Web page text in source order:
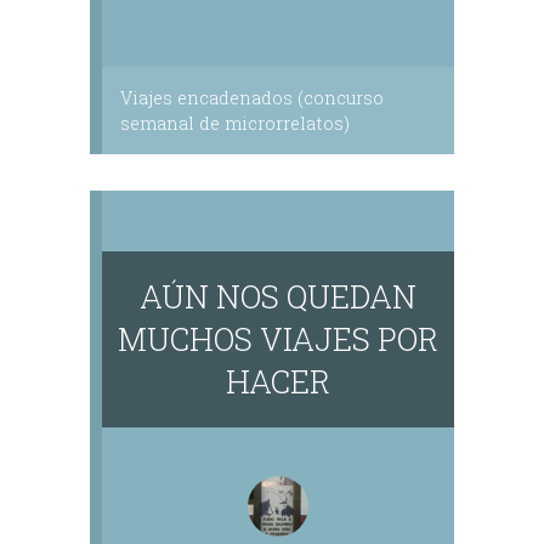
Viajes encadenados (concurso
semanal de microrrelatos)
AÚN NOS QUEDAN
MUCHOS VIAJES POR
HACER